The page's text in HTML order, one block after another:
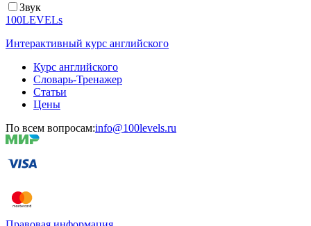
Звук
100LEVELs
Интерактивный курс английского
Курс английского
Словарь-Тренажер
Статьи
Цены
По всем вопросам:info@100levels.ru